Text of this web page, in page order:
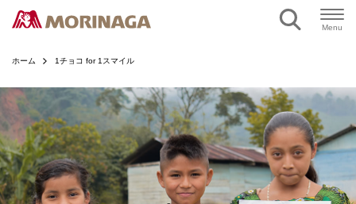
Menu
ホーム 1チョコ for 1スマイル